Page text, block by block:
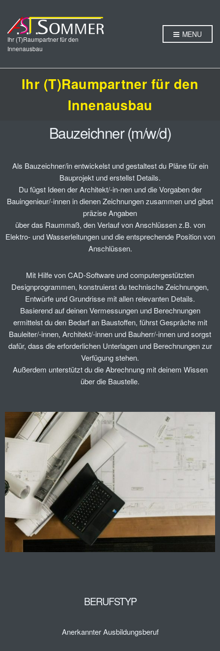
Ihr (T)Raumpartner für den
Innenausbau
MENU
Ihr (T)Raumpartner für den
Innenausbau
Bauzeichner (m/w/d)
Als Bauzeichner/in entwickelst und gestaltest du Pläne für ein
Bauprojekt und erstellst Details.
Du fügst Ideen der Architekt/-in-nen und die Vorgaben der
Bauingenieur/-innen in dienen Zeichnungen zusammen und gibst
präzise Angaben
über das Raummaß, den Verlauf von Anschlüssen z.B. von
Elektro- und Wasserleitungen und die entsprechende Position von
Anschlüssen.
Mit Hilfe von CAD-Software und computergestützten
Designprogrammen, konstruierst du technische Zeichnungen,
Entwürfe und Grundrisse mit allen relevanten Details.
Basierend auf deinen Vermessungen und Berechnungen
ermittelst du den Bedarf an Baustoffen, führst Gespräche mit
Bauleiter/-innen, Architekt/-innen und Bauherr/-innen und sorgst
dafür, dass die erforderlichen Unterlagen und Berechnungen zur
Verfügung stehen.
Außerdem unterstützt du die Abrechnung mit deinem Wissen
über die Baustelle.
BERUFSTYP
Anerkannter Ausbildungsberuf